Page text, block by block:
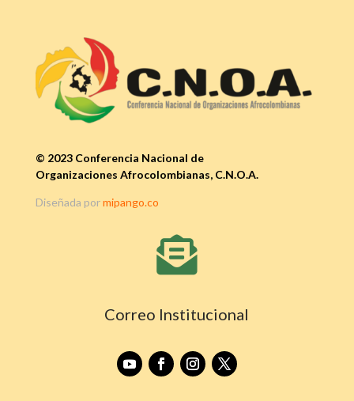
© 2023 Conferencia Nacional de
Organizaciones Afrocolombianas, C.N.O.A.
Diseñada pormipango.co

Correo Institucional